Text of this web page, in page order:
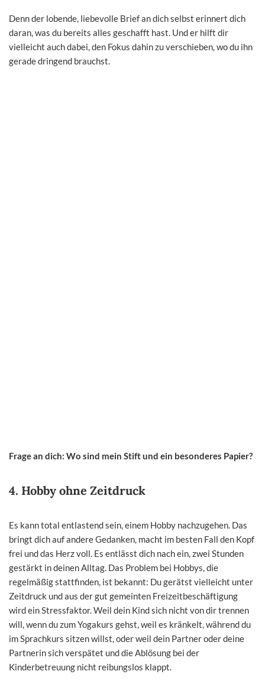
Denn der lobende, liebevolle Brief an dich selbst erinnert dich
daran, was du bereits alles geschafft hast. Und er hilft dir
vielleicht auch dabei, den Fokus dahin zu verschieben, wo du ihn
gerade dringend brauchst.
Frage an dich: Wo sind mein Stift und ein besonderes Papier?
4. Hobby ohne Zeitdruck
Es kann total entlastend sein, einem Hobby nachzugehen. Das
bringt dich auf andere Gedanken, macht im besten Fall den Kopf
frei und das Herz voll. Es entlässt dich nach ein, zwei Stunden
gestärkt in deinen Alltag. Das Problem bei Hobbys, die
regelmäßig stattfinden, ist bekannt: Du gerätst vielleicht unter
Zeitdruck und aus der gut gemeinten Freizeitbeschäftigung
wird ein Stressfaktor. Weil dein Kind sich nicht von dir trennen
will, wenn du zum Yogakurs gehst, weil es kränkelt, während du
im Sprachkurs sitzen willst, oder weil dein Partner oder deine
Partnerin sich verspätet und die Ablösung bei der
Kinderbetreuung nicht reibungslos klappt.